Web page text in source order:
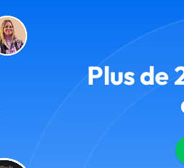
Plus de